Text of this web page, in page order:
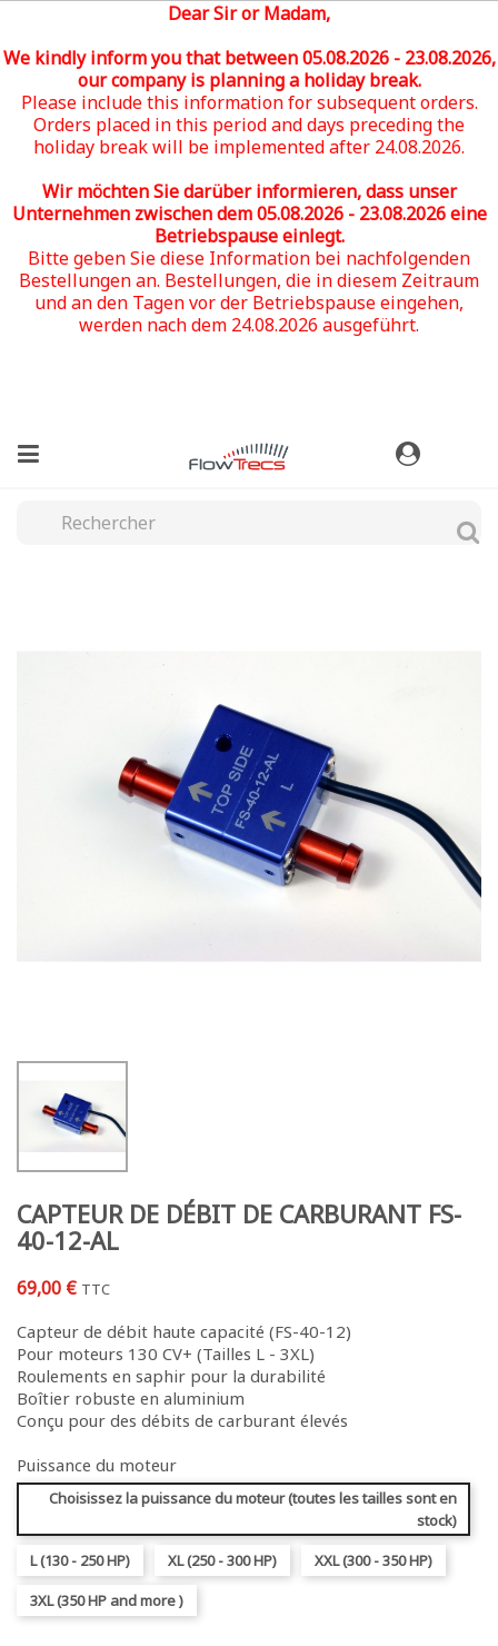
Dear Sir or Madam,
We kindly inform you that between 05.08.2026 - 23.08.2026,
our company is planning a holiday break.
Please include this information for subsequent orders.
Orders placed in this period and days preceding the
holiday break will be implemented after 24.08.2026.
Wir möchten Sie darüber informieren, dass unser
Unternehmen zwischen dem 05.08.2026 - 23.08.2026eine
Betriebspause einlegt.
Bitte geben Sie diese Information bei nachfolgenden
Bestellungen an. Bestellungen, die in diesem Zeitraum
und an den Tagen vor der Betriebspause eingehen,
werden nach dem 24.08.2026 ausgeführt.
CAPTEUR DE DÉBIT DE CARBURANT FS-
40-12-AL
69,00 € TTC
Capteur de débit haute capacité (FS-40-12)
Pour moteurs 130 CV+ (Tailles L - 3XL)
Roulements en saphir pour la durabilité
Boîtier robuste en aluminium
Conçu pour des débits de carburant élevés
Puissance du moteur
Choisissez la puissance du moteur (toutes les tailles sont en
stock)
L (130 - 250 HP)
XL (250 - 300 HP)
XXL (300 - 350 HP)
3XL (350 HP and more )